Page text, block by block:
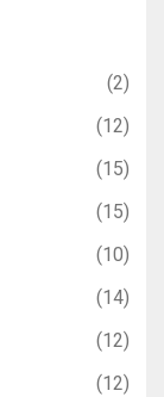
(2)
(12)
(15)
(15)
(10)
(14)
(12)
(12)